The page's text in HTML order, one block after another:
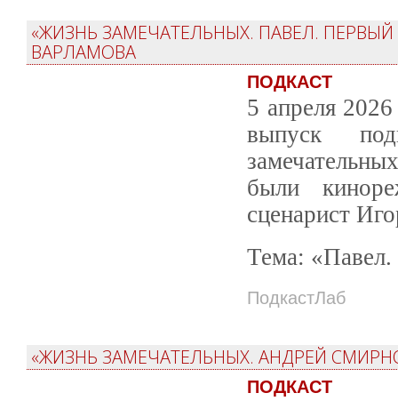
«ЖИЗНЬ ЗАМЕЧАТЕЛЬНЫХ. ПАВЕЛ.
ВАРЛАМОВА
ПОДКАСТ
5 апреля
выпуск
были
сценарист
Тема:
ПодкастЛаб
«ЖИЗНЬ ЗАМЕЧАТЕЛЬНЫХ. АНДРЕЙ
ПОДКАСТ